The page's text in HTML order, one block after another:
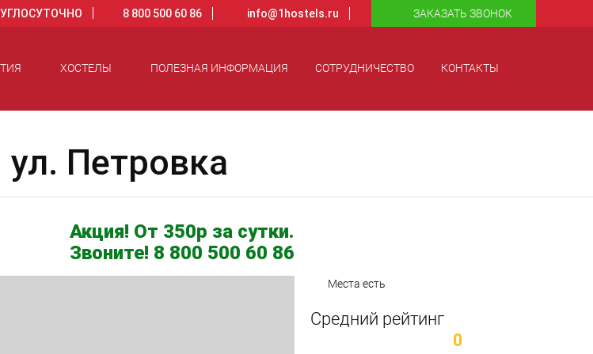
8 800 500 60 86 info@1hostels.ru ЗАКАЗАТЬ ЗВОНОК
ХОСТЕЛЫ ПОЛЕЗНАЯ ИНФОРМАЦИЯ СОТРУДНИЧЕСТВО КОНТАКТЫ
Петровка
Акция! От 350р за сутки.
Звоните! 8 800 500 60 86
Места есть
Средний рейтинг
0